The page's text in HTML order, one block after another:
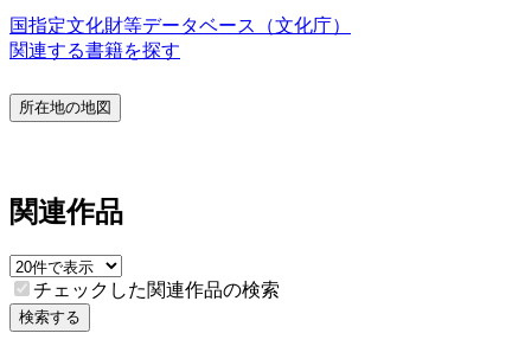
国指定文化財等データベース（文化庁）
関連する書籍を探す
所在地の地図
関連作品
チェックした関連作品の検索
検索する